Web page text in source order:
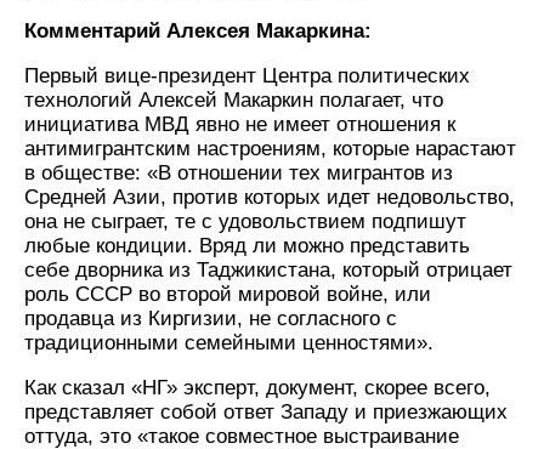
Комментарий Алексея Макаркина:
Первый вице-президент Центра политических
технологий Алексей Макаркин полагает, что
инициатива МВД явно не имеет отношения к
антимигрантским настроениям, которые нарастают
в обществе: «В отношении тех мигрантов из
Средней Азии, против которых идет недовольство,
она не сыграет, те с удовольствием подпишут
любые кондиции. Вряд ли можно представить
себе дворника из Таджикистана, который отрицает
роль СССР во второй мировой войне, или
продавца из Киргизии, не согласного с
традиционными семейными ценностями».
Как сказал «НГ» эксперт, документ, скорее всего,
представляет собой ответ Западу и приезжающих
оттуда, это «такое совместное выстраивание